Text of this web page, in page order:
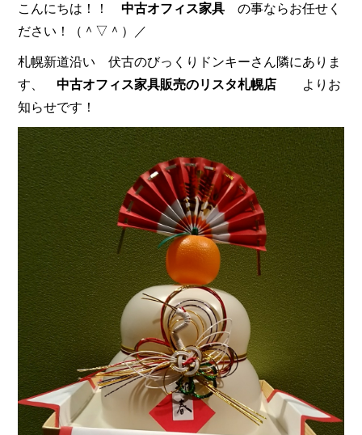
こんにちは！！中古オフィス家具 の事ならお任せく
ださい！（＾▽＾）／
札幌新道沿い 伏古のびっくりドンキーさん隣にありま
す、
中古オフィス家具販売のリスタ札幌店 よりお
知らせです！